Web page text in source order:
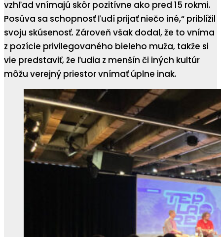
vzhľad vnímajú skôr pozitívne ako pred 15 rokmi.
Posúva sa schopnosť ľudí prijať niečo iné,“ priblížil
svoju skúsenosť. Zároveň však dodal, že to vníma
z pozície privilegovaného bieleho muža, takže si
vie predstaviť, že ľudia z menšín či iných kultúr
môžu verejný priestor vnímať úplne inak.